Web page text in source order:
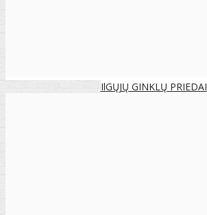
IlGŲJŲ GINKLŲ PRIEDAI